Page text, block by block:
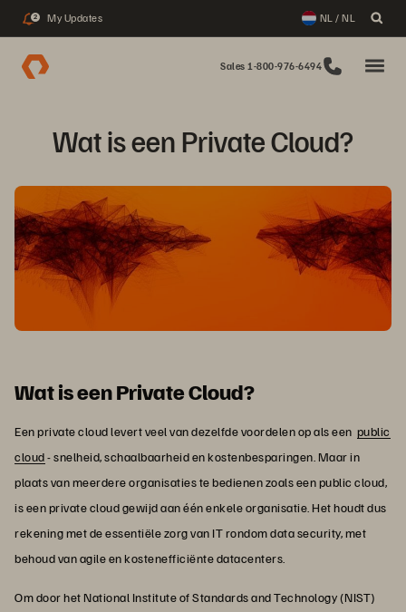
2 My Updates NL / NL
Sales 1-800-976-6494
Wat is een Private Cloud?
Wat is een Private Cloud?
Een private cloud levert veel van dezelfde voordelen op als een public
cloud- snelheid, schaalbaarheid en kostenbesparingen. Maar in
plaats van meerdere organisaties te bedienen zoals een public cloud,
is een private cloud gewijd aan één enkele organisatie. Het houdt dus
rekening met de essentiële zorg van IT rondom data security, met
behoud van agile en kostenefficiënte datacenters.
Om door het National Institute of Standards and Technology (NIST)